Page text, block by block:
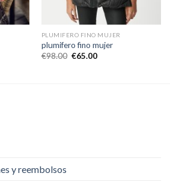
PLUMIFERO FINO MUJER
plumifero fino mujer
€98.00 €65.00
y reembolsos